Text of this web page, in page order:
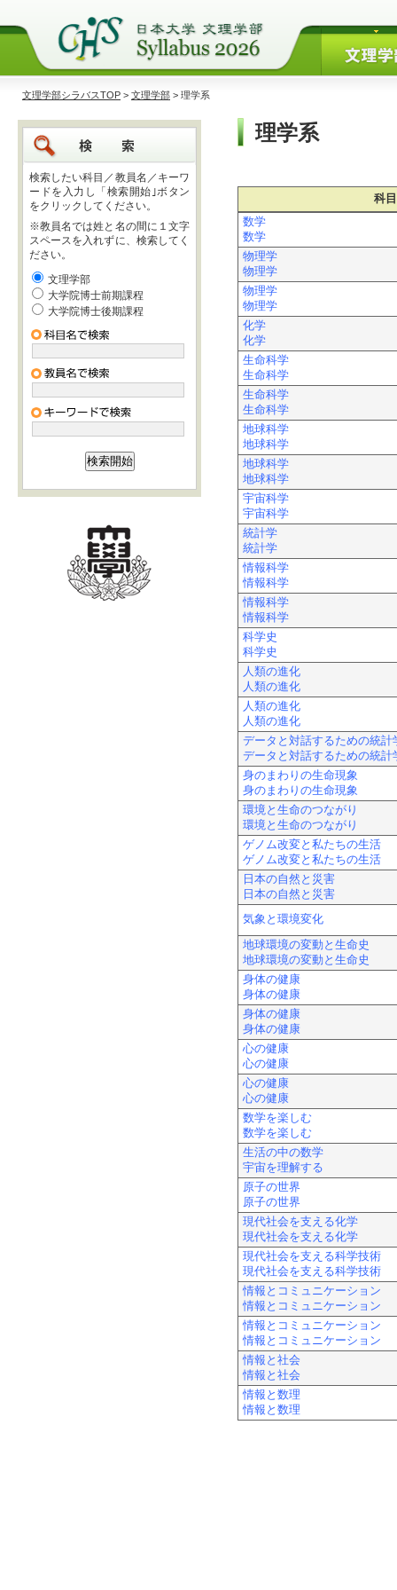
文理学部シラバスTOP > 文理学部 > 理学系
検索したい科目／教員名／キーワ
ードを入力し「検索開始｣ボタン
をクリックしてください。
※教員名では姓と名の間に１文字
スペースを入れずに、検索してく
ださい。
文理学部
大学院博士前期課程
大学院博士後期課程
理学系
科
数学
数学
物理学
物理学
物理学
物理学
化学
化学
生命科学
生命科学
生命科学
生命科学
地球科学
地球科学
地球科学
地球科学
宇宙科学
宇宙科学
統計学
統計学
情報科学
情報科学
情報科学
情報科学
科学史
科学史
人類の進化
人類の進化
人類の進化
人類の進化
データと対話するための統計
データと対話するための統計
身のまわりの生命現象
身のまわりの生命現象
環境と生命のつながり
環境と生命のつながり
ゲノム改変と私たちの生活
ゲノム改変と私たちの生活
日本の自然と災害
日本の自然と災害
気象と環境変化
地球環境の変動と生命史
地球環境の変動と生命史
身体の健康
身体の健康
身体の健康
身体の健康
心の健康
心の健康
心の健康
心の健康
数学を楽しむ
数学を楽しむ
生活の中の数学
宇宙を理解する
原子の世界
原子の世界
現代社会を支える化学
現代社会を支える化学
現代社会を支える科学技術
現代社会を支える科学技術
情報とコミュニケーション
情報とコミュニケーション
情報とコミュニケーション
情報とコミュニケーション
情報と社会
情報と社会
情報と数理
情報と数理